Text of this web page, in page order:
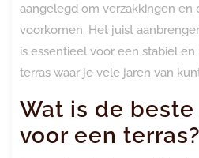
aangelegd om verzakkingen en
voorkomen. Het juist
is essentieel voor een stabiel
terras waar je vele jaren van
Wat is de
voor een terras?